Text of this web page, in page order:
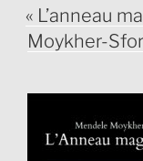
PUBLIÉ
LE
« L’anneau
Moykher-